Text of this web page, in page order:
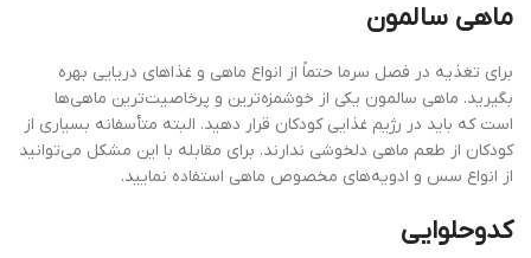
ماهی سالمون
برای تغذیه در فصل سرما حتماً از انواع ماهی و غذاهای دریایی بهره
بگیرید. ماهی سالمون یکی از خوشمزه‌ترین و پرخاصیت‌ترین ماهی‌ها
است که باید در رژیم غذایی کودکان قرار دهید. البته متأسفانه بسیاری از
کودکان از طعم ماهی دلخوشی ندارند. برای مقابله با این مشکل می‌توانید
از انواع سس و ادویه‌های مخصوص ماهی استفاده نمایید.
کدوحلوایی